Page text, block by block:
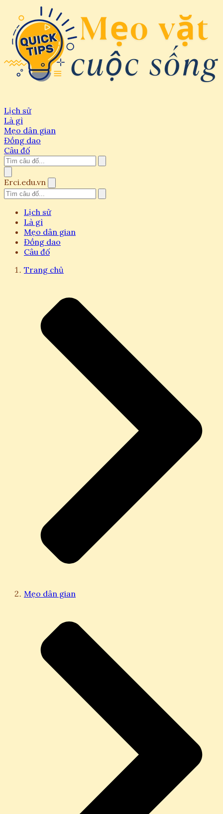
Lịch sử
Là gì
Mẹo dân gian
Đồng dao
Câu đố
Erci.edu.vn
Lịch sử
Là gì
Mẹo dân gian
Đồng dao
Câu đố
Trang chủ
Mẹo dân gian